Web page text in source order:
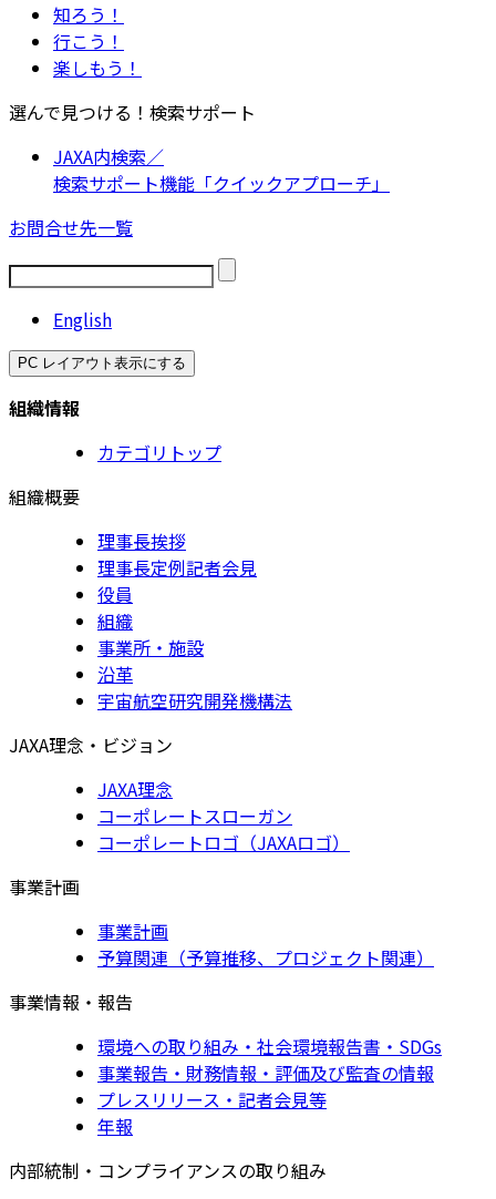
知ろう！
行こう！
楽しもう！
選んで見つける！検索サポート
JAXA内検索／
検索サポート機能「クイックアプローチ」
お問合せ先一覧
English
PC レイアウト表示にする
組織情報
カテゴリトップ
組織概要
理事長挨拶
理事長定例記者会見
役員
組織
事業所・施設
沿革
宇宙航空研究開発機構法
JAXA理念・ビジョン
JAXA理念
コーポレートスローガン
コーポレートロゴ（JAXAロゴ）
事業計画
事業計画
予算関連（予算推移、プロジェクト関連）
事業情報・報告
環境への取り組み・社会環境報告書・SDGs
事業報告・財務情報・評価及び監査の情報
プレスリリース・記者会見等
年報
内部統制・コンプライアンスの取り組み